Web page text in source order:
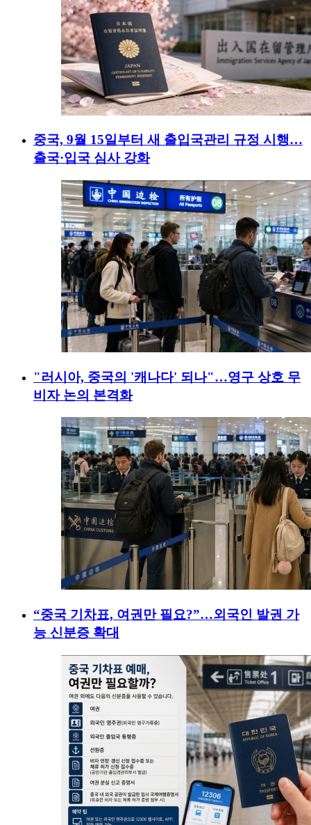
중국, 9월 15일부터 새 출입국관리 규정 시행…
출국·입국 심사 강화
"러시아, 중국의 '캐나다' 되나"…영구 상호 무
비자 논의 본격화
“중국 기차표, 여권만 필요?”…외국인 발권 가
능 신분증 확대